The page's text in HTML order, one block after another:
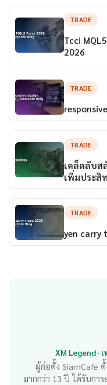
TRADE
Tcci
2026
TRADE
TRADE
เคล็ดลับส
เพิ่มประสิ
TRADE
yen carry
XM Legend ·
ผู้ก่อตั้ง SiamCafe ตั้
มากกว่า 13 ปี ได้รับกา